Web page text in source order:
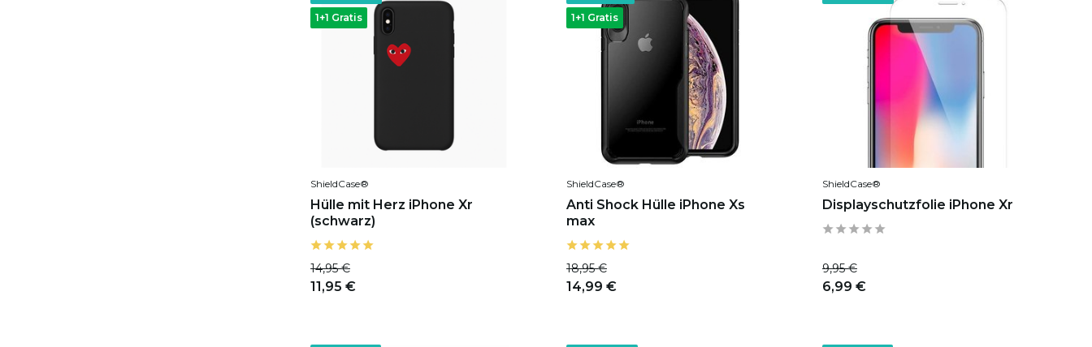
1+1 Gratis
ShieldCase®
Hülle mit Herz iPhone Xr
(schwarz)
14,95 €
11,95 €
1+1 Gratis
ShieldCase®
Anti Shock Hülle iPhone Xs
max
18,95 €
14,99 €
ShieldCase®
Displayschutzfolie iPhone Xr
9,95 €
6,99 €